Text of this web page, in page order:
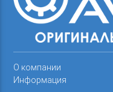
О компании
Информация